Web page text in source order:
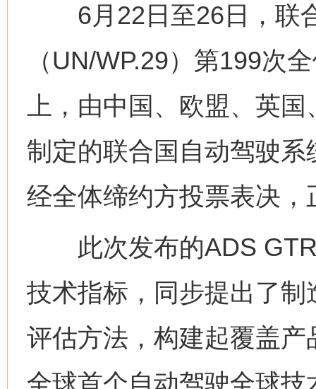
6月22日至26日，联
（UN/WP.29）第199次
上，由中国、欧盟、英
制定的联合国自动驾驶
经全体缔约方投票表决，
此次发布的ADS GTR
技术指标，同步提出了
评估方法，构建起覆盖
全球首个自动驾驶全球